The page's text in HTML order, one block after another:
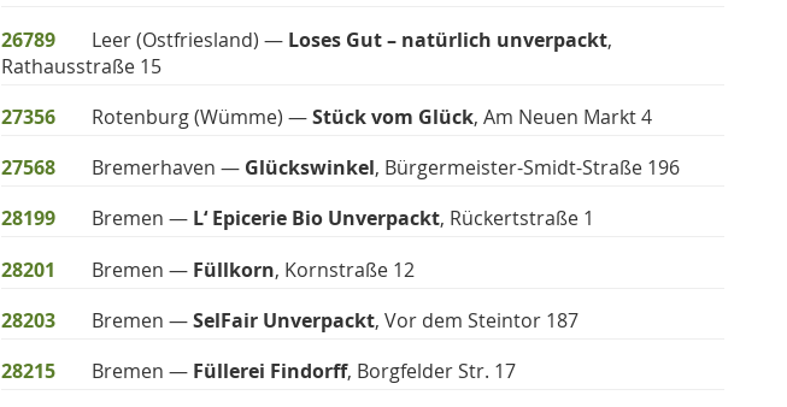
26789
Leer (Ostfriesland) — Loses Gut – natürlich unverpackt,
Rathausstraße 15
27356
Rotenburg (Wümme) —Stück vom Glück, Am Neuen Markt 4
27568
Bremerhaven — Glückswinkel, Bürgermeister-Smidt-Straße 196
28199
Bremen — L‘ Epicerie Bio Unverpackt, Rückertstraße 1
28201
Bremen — Füllkorn, Kornstraße 12
28203
Bremen —SelFair Unverpackt, Vor dem Steintor 187
28215
Bremen — Füllerei Findorff, Borgfelder Str. 17